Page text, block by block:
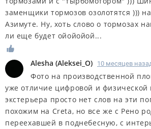
заменщики тормозов озолотятся )))
Азимуте. Ну, хоть слово о тормозах
ли еще будет ойойойой...
Alesha (Aleksei_O) 10 месяцев
Фото на производственной
уже отличие цифровой и физической
экстерьера просто нет слов на эти
похожим на Creta, но все же с Рено
переехавшей в поднебесную, с